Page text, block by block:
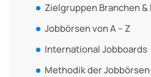
Zielgruppen Branchen &
Jobbörsen von A – Z
International Jobboards
Methodik der